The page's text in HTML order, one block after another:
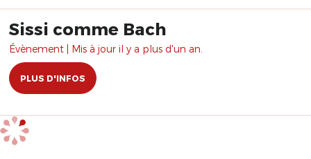
Sissi comme Bach
Évènement | Mis à jour il y a plus d'un an.
PLUS D'INFOS